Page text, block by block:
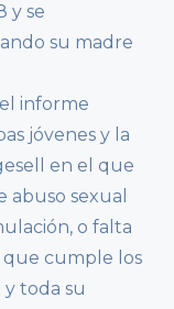
y se
su madre
informe
jóvenes y la
en el que
abuso sexual
o falta
que cumple los
toda su